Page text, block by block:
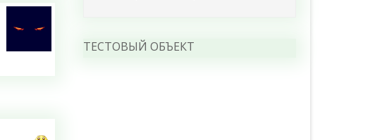
ТЕСТОВЫЙ ОБЪЕКТ